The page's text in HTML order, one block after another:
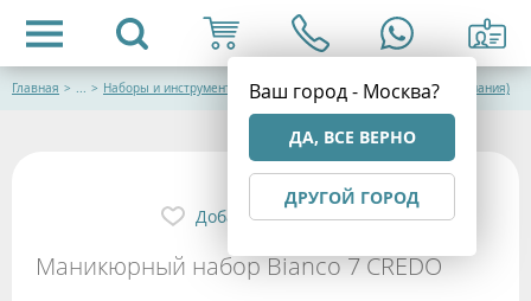
Ваш город - Москва?
ДА, ВСЕ ВЕРНО
ДРУГОЙ ГОРОД
Главная > ... > Наборы и инструменты для маникюра и педикюра CREDO (Германия)
Маникюрный набор Bianco 7 CREDO
Добавить в избранное